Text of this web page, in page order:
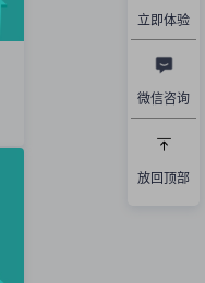
立即体验
微信咨询
放回顶部